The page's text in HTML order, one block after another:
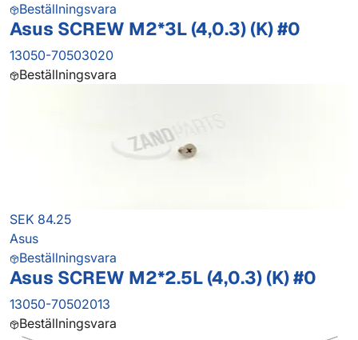
Beställningsvara
Asus SCREW M2*3L (4,0.3) (K) #0
13050-70503020
Beställningsvara
SEK 84.25
Asus
Beställningsvara
Asus SCREW M2*2.5L (4,0.3) (K) #0
13050-70502013
Beställningsvara